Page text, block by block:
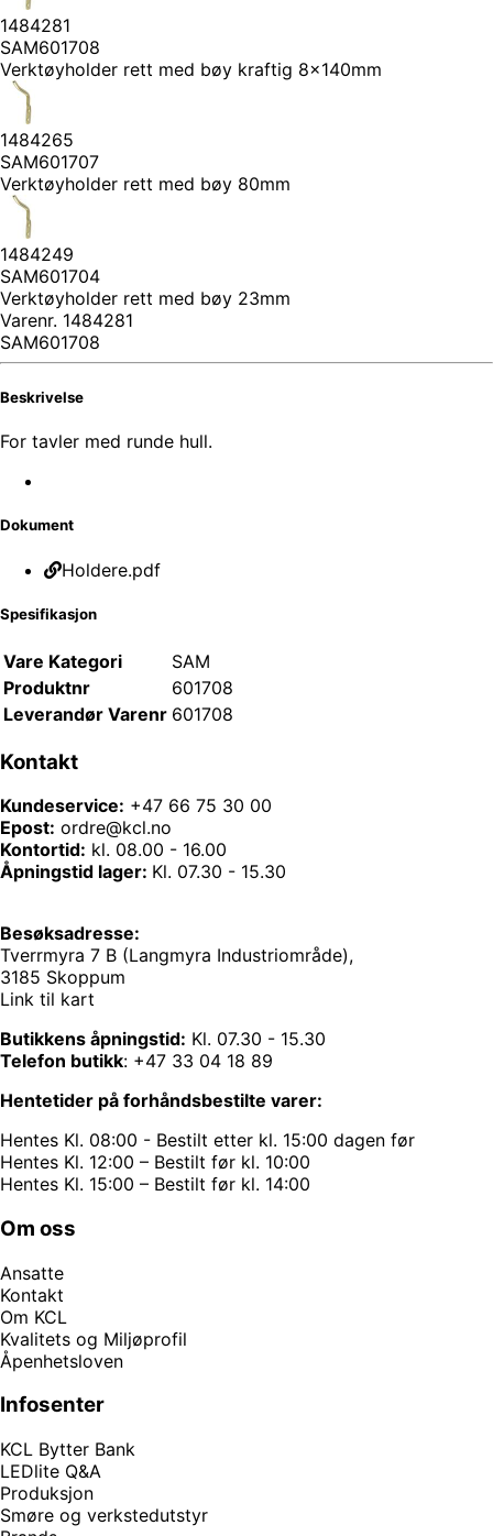
1484281
SAM601708
Verktøyholder rett med bøy kraftig 8x140mm
1484265
SAM601707
Verktøyholder rett med bøy 80mm
1484249
SAM601704
Verktøyholder rett med bøy 23mm
Varenr. 1484281
SAM601708
Beskrivelse
For tavler med runde hull.
Dokument
Holdere.pdf
Spesifikasjon
Vare Kategori
SAM
Produktnr
601708
Leverandør Varenr 601708
Kontakt
Kundeservice: +47 66 75 30 00
Epost: ordre@kcl.no
Kontortid: kl. 08.00 - 16.00
Åpningstid lager: Kl. 07.30 - 15.30
Besøksadresse:
Tverrmyra 7 B (Langmyra Industriområde),
3185 Skoppum
Link til kart
Butikkens åpningstid: Kl. 07.30 - 15.30
Telefon butikk: +47 33 04 18 89
Hentetider på forhåndsbestilte varer:
Hentes Kl. 08:00 - Bestilt etter kl. 15:00 dagen før
Hentes Kl. 12:00 – Bestilt før kl. 10:00
Hentes Kl. 15:00 – Bestilt før kl. 14:00
Om oss
Ansatte
Kontakt
Om KCL
Kvalitets og Miljøprofil
Åpenhetsloven
Infosenter
KCL Bytter Bank
LEDlite Q&A
Produksjon
Smøre og verkstedutstyr